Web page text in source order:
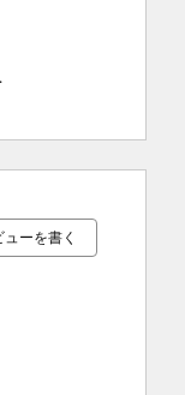
ューを書く
了